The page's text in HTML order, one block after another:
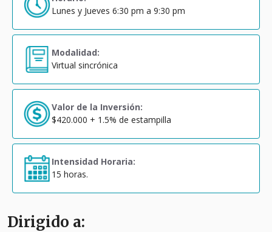
Lunes y Jueves 6:30 pm a 9:30 pm
Modalidad:
Virtual sincrónica
Valor de la Inversión:
$420.000 + 1.5% de estampilla
Intensidad Horaria:
15 horas.
Dirigido a: